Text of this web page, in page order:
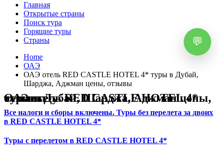
Главная
Открытые страны
Поиск тура
Горящие туры
Страны
Home
ОАЭ
ОАЭ отель RED CASTLE HOTEL 4* туры в Дубай,
Шарджа, Аджман цены, отзывы
ОАЭ отель RED CASTLE HOTEL 4* туры в Дубай, Шарджа, Аджман цены, отзывы
Все налоги и сборы включены. Туры без перелета за двоих
в RED CASTLE HOTEL 4*
Туры с перелетом в RED CASTLE HOTEL 4*